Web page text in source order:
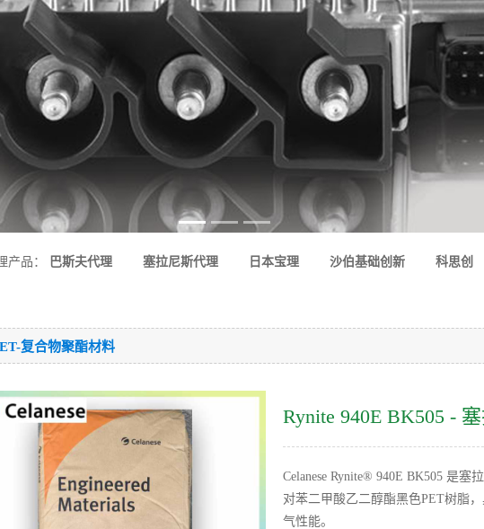
产品： 巴斯夫代理 塞拉尼斯代理 日本宝理 沙伯基础创新 科思创
复合物聚酯材料
Rynite 940E BK505 -
Celanese Rynite® 940E BK505 是
对苯二甲酸乙二醇酯黑色PET树脂
气性能。